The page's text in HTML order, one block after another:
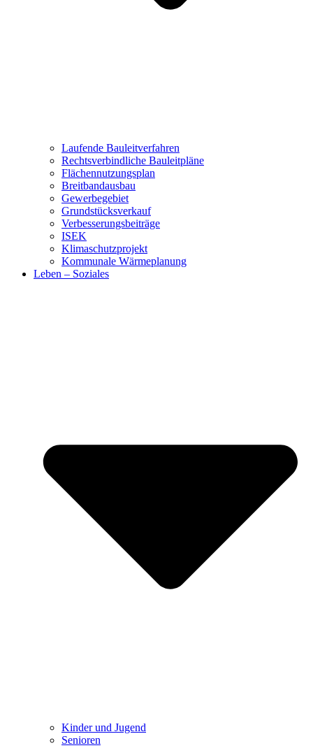
Laufende Bauleitverfahren
Rechtsverbindliche Bauleitpläne
Flächennutzungsplan
Breitbandausbau
Gewerbegebiet
Grundstücksverkauf
Verbesserungsbeiträge
ISEK
Klimaschutzprojekt
Kommunale Wärmeplanung
Leben – Soziales
Kinder und Jugend
Senioren